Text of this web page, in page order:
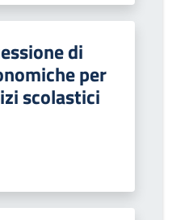
di
per
scolastici